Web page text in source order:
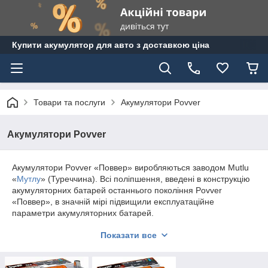
Купити акумулятор для авто з доставкою ціна
Товари та послуги Акумулятори Povver
Акумулятори Povver
Акумулятори Povver «Поввер» виробляються заводом Mutlu
«Мутлу» (Туреччина). Всі поліпшення, введені в конструкцію
акумуляторних батарей останнього покоління Povver
«Поввер», в значній мірі підвищили експлуатаційне
параметри акумуляторних батарей.
батареї Povver «Поввер» від інших акумуляторів, слід
Показати все